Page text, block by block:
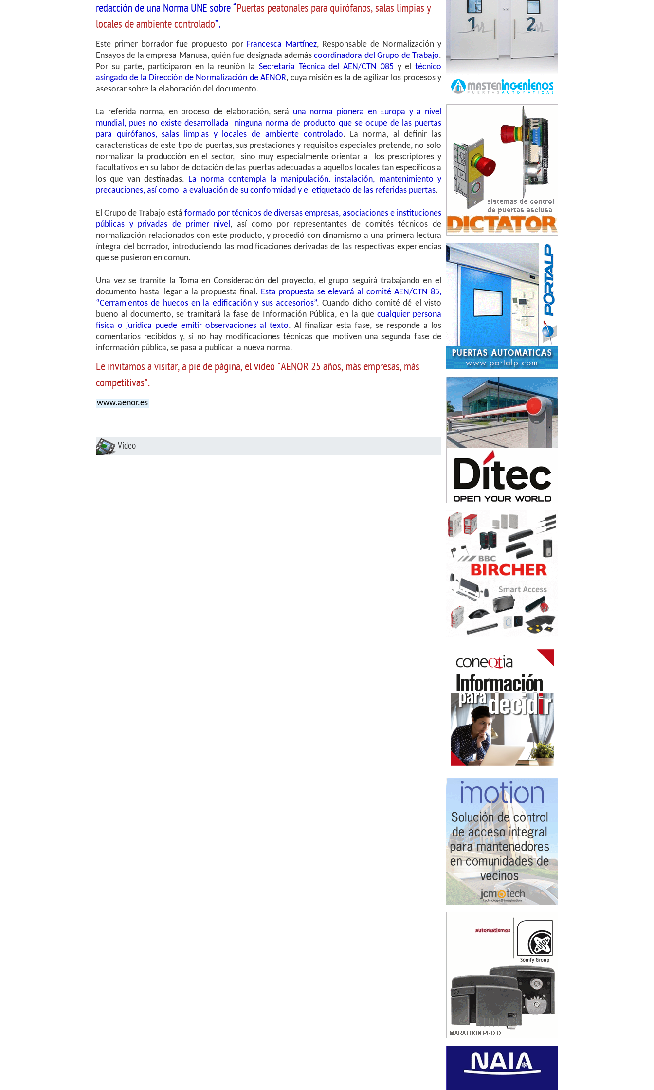
redacción de una Norma UNE sobre “Puertas peatonales para quirófanos, salas limpias y
locales de ambiente controlado”.
Este primer borrador fue propuesto por Francesca Martínez, Responsable de Normalización y
Ensayos de la empresa Manusa, quién fue designada además coordinadora del Grupo de Trabajo.
Por su parte, participaron en la reunión la Secretaria Técnica del AEN/CTN 085 y el técnico
asingado de la Dirección de Normalización de AENOR, cuya misión es la de agilizar los procesos y
asesorar sobre la elaboración del documento.
La referida norma, en proceso de elaboración, será una norma pionera en Europa y a nivel
mundial, pues no existe desarrollada ninguna norma de producto que se ocupe de las puertas
para quirófanos, salas limpias y locales de ambiente controlado. La norma, al definir las
características de este tipo de puertas, sus prestaciones y requisitos especiales pretende, no solo
normalizar la producción en el sector, sino muy especialmente orientar a los prescriptores y
facultativos en su labor de dotación de las puertas adecuadas a aquellos locales tan específicos a
los que van destinadas. La norma contempla la manipulación, instalación, mantenimiento y
precauciones, así como la evaluación de su conformidad y el etiquetado de las referidas puertas.
El Grupo de Trabajo está formado por técnicos de diversas empresas, asociaciones e instituciones
públicas y privadas de primer nivel, así como por representantes de comités técnicos de
normalización relacionados con este producto, y procedió con dinamismo a una primera lectura
íntegra del borrador, introduciendo las modificaciones derivadas de las respectivas experiencias
que se pusieron en común.
Una vez se tramite la Toma en Consideración del proyecto, el grupo seguirá trabajando en el
documento hasta llegar a la propuesta final. Esta propuesta se elevará al comité AEN/CTN 85,
“Cerramientos de huecos en la edificación y sus accesorios”. Cuando dicho comité dé el visto
bueno al documento, se tramitará la fase de Información Pública, en la que cualquier persona
física o jurídica puede emitir observaciones al texto. Al finalizar esta fase, se responde a los
comentarios recibidos y, si no hay modificaciones técnicas que motiven una segunda fase de
información pública, se pasa a publicar la nueva norma.
Le invitamos a visitar, a pie de página, el video "AENOR 25 años, más empresas, más
competitivas".
www.aenor.es
Vídeo